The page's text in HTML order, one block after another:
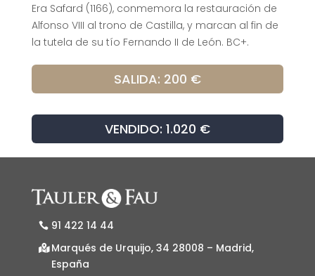
Era Safard (1166), conmemora la restauración de
Alfonso VIII al trono de Castilla, y marcan al fin de
la tutela de su tío Fernando II de León. BC+.
SALIDA: 200 €
VENDIDO: 1.020 €
91 422 14 44
Marqués de Urquijo, 34 28008 – Madrid,
España